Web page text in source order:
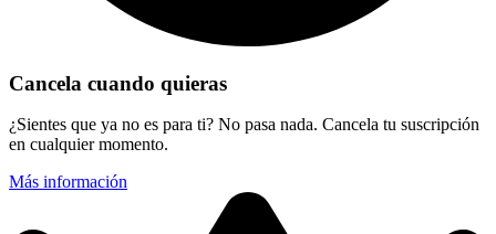
Cancela cuando quieras
¿Sientes que ya no es para ti? No pasa nada. Cancela tu suscripción
en cualquier momento.
Más información